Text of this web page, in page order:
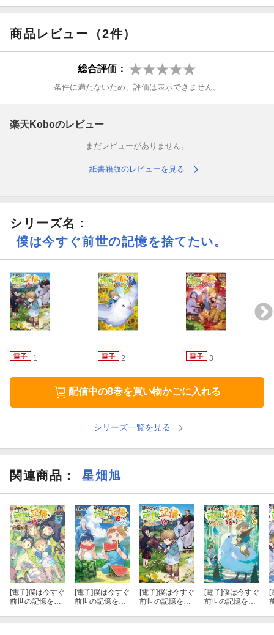
祭神【アオギリ様】をこの世に留める縁【よすが】である弥生と
紹介されてきたらしい。
め】となるアオギリ様の『真名』を探すなか、どうやらそのカギ
は杉山親子の夢と記憶にあることがわかり……？
星畑旭
僕捨てを書き始めた頃は空と同じ歳だった姪っ子が今年小学生に
なりました。時の流れに置いていかれそうな気分です。
追いつきたいけど、まだまだ書きたいこともあるしと悩むところ
です。
大きくなったら私の本を読んでもらえると嬉しいですね。
スズキイオリ
8巻、ありがとうございます！
末永くお幸せに！という気持ちでいっぱいです。
その傍ら、自分と同じ響きの姓のキャラクターが登場したことに
浮かれています。
商品レビュー（2件）
総合評価：
条件に満たないため、評価は表示できません。
楽天Koboのレビュー
まだレビューがありません。
紙書籍版のレビューを見る
シリーズ名：
僕は今すぐ前世の記憶を捨てたい。
1 2 3
配信中の8巻を買い物かごに入れる
シリーズ一覧を見る
関連商品 ： 星畑旭
[電子]僕は今すぐ
前世の記憶を捨
[電子]僕は今すぐ
前世の記憶を捨
[電子]僕は今すぐ
前世の記憶を捨
[電子]僕は今すぐ
前世の記憶を捨
[